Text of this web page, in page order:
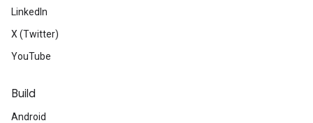
LinkedIn
X (Twitter)
YouTube
Build
Android